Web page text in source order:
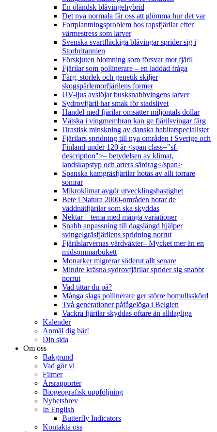
En öländsk blåvingehybrid
Det nya normala får oss att glömma hur det var
Fortplantningsproblem hos rapsfjärilar efter
värmestress som larver
Svenska svartfläckiga blåvingar sprider sig i
Storbritannien
Förskjuten blomning som försvar mot fjäril
Fjärilar som pollinerare – en laddad fråga
Färg, storlek och genetik skiljer
skogspärlemorfjärilens former
UV-ljus avslöjar busksnabbvingens larver
Sydrovfjäril har smak för stadslivet
Handel med fjärilar omsätter miljontals dollar
Vätska i vingmembran kan ge fjärilsvingar färg
Drastisk minskning av danska habitatspecialister
Fjärilars spridning till nya områden i Sverige och
Finland under 120 år <span class="sf-
description">– betydelsen av klimat,
landskapstyp och arters särdrag</span>
Spanska kamgräsfjärilar hotas av allt torrare
somrar
Mikroklimat avgör utvecklingshastighet
Bete i Natura 2000-områden hotar de
väddnätfjärilar som ska skyddas
Nektar – tema med många variationer
Snabb anpassning till dagslängd hjälper
svingelgräsfjärilens spridning norrut
Fjärilslarvernas värdväxter– Mycket mer än en
midsommarbukett
Monarker migrerar söderut allt senare
Mindre kräsna sydrovfjärilar sprider sig snabbt
norrut
Vad tittar du på?
Många slags pollinerare ger större bomullsskörd
Två generationer påfågelöga i Belgien
Vackra fjärilar skyddas oftare än alldagliga
Kalender
Anmäl dig här!
Din sida
Om oss
Bakgrund
Vad gör vi
Filmer
Årsrapporter
Biogeografisk uppföljning
Nyhetsbrev
In English
Butterfly Indicators
Kontakta oss